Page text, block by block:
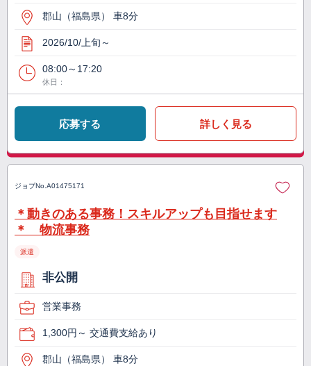
郡山（福島県） 車8分
2026/10/上旬～
08:00～17:20
休日：
応募する 詳しく見る
ジョブNo. A01475171
＊動きのある事務！スキルアップも目指せます
＊ 物流事務
派遣
非公開
営業事務
1,300円～ 交通費支給あり
郡山（福島県） 車8分